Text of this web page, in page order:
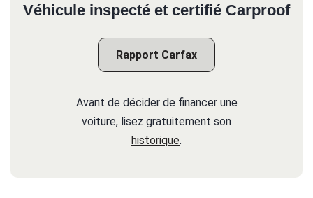
Véhicule inspecté et certifié Carproof
Rapport Carfax
Avant de décider de financer une
voiture, lisez gratuitement son
historique.